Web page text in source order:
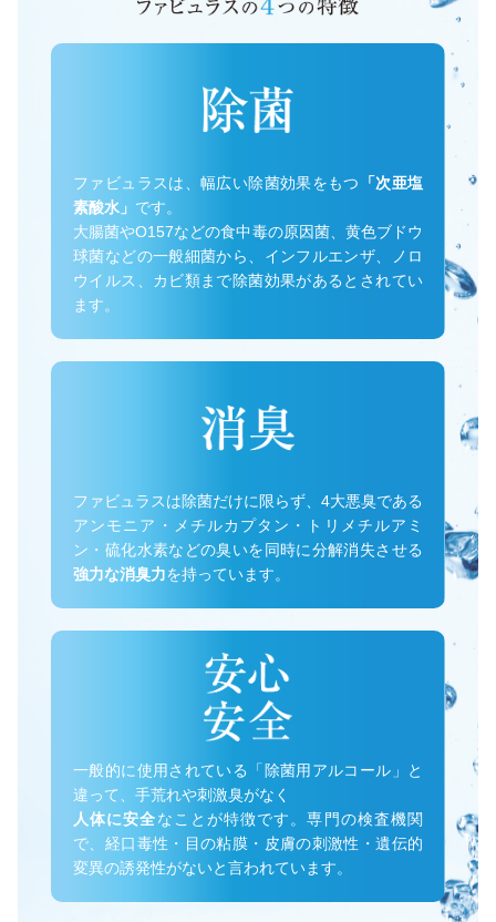
ファビュラスは、幅広い除菌効果をもつ
「次亜塩
素酸水」 です。
大腸菌やO157などの食中毒の原因菌、黄色ブドウ
球菌などの一般細菌から、インフルエンザ、ノロ
ウイルス、カビ類まで除菌効果があるとされてい
ます。
ファビュラスは除菌だけに限らず、4大悪臭である
アンモニア・メチルカプタン・トリメチルアミ
ン・硫化水素などの臭いを同時に分解消失させる
強力な消臭力を持っています。
一般的に使用されている「除菌用アルコール」と
違って、手荒れや刺激臭がなく
人体に安全なことが特徴です。専門の検査機関
で、経口毒性・目の粘膜・皮膚の刺激性・遺伝的
変異の誘発性がないと言われています。